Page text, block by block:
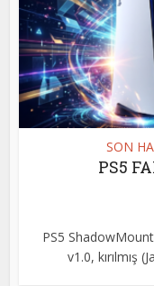
SON
PS5
PS5
v1.0, kırılmış